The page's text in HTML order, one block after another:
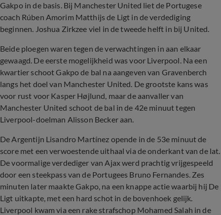
Gakpo in de basis. Bij Manchester United liet de Portugese
coach Rúben Amorim Matthijs de Ligt in de verdediging
beginnen. Joshua Zirkzee viel in de tweede helft in bij United.
Beide ploegen waren tegen de verwachtingen in aan elkaar
gewaagd. De eerste mogelijkheid was voor Liverpool. Na een
kwartier schoot Gakpo de bal na aangeven van Gravenberch
langs het doel van Manchester United. De grootste kans was
voor rust voor Kasper Højlund, maar de aanvaller van
Manchester United schoot de bal in de 42e minuut tegen
Liverpool-doelman Alisson Becker aan.
De Argentijn Lisandro Martínez opende in de 53e minuut de
score met een verwoestende uithaal via de onderkant van de lat.
De voormalige verdediger van Ajax werd prachtig vrijgespeeld
door een steekpass van de Portugees Bruno Fernandes. Zes
minuten later maakte Gakpo, na een knappe actie waarbij hij De
Ligt uitkapte, met een hard schot in de bovenhoek gelijk.
Liverpool kwam via een rake strafschop Mohamed Salah in de